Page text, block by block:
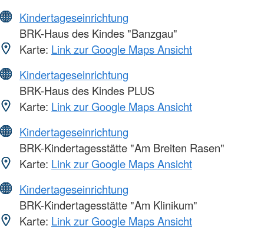
Kindertageseinrichtung
BRK-Haus des Kindes "Banzgau"
Karte: Link zur Google Maps Ansicht
Kindertageseinrichtung
BRK-Haus des Kindes PLUS
Karte: Link zur Google Maps Ansicht
Kindertageseinrichtung
BRK-Kindertagesstätte "Am Breiten Rasen"
Karte: Link zur Google Maps Ansicht
Kindertageseinrichtung
BRK-Kindertagesstätte "Am Klinikum"
Karte: Link zur Google Maps Ansicht